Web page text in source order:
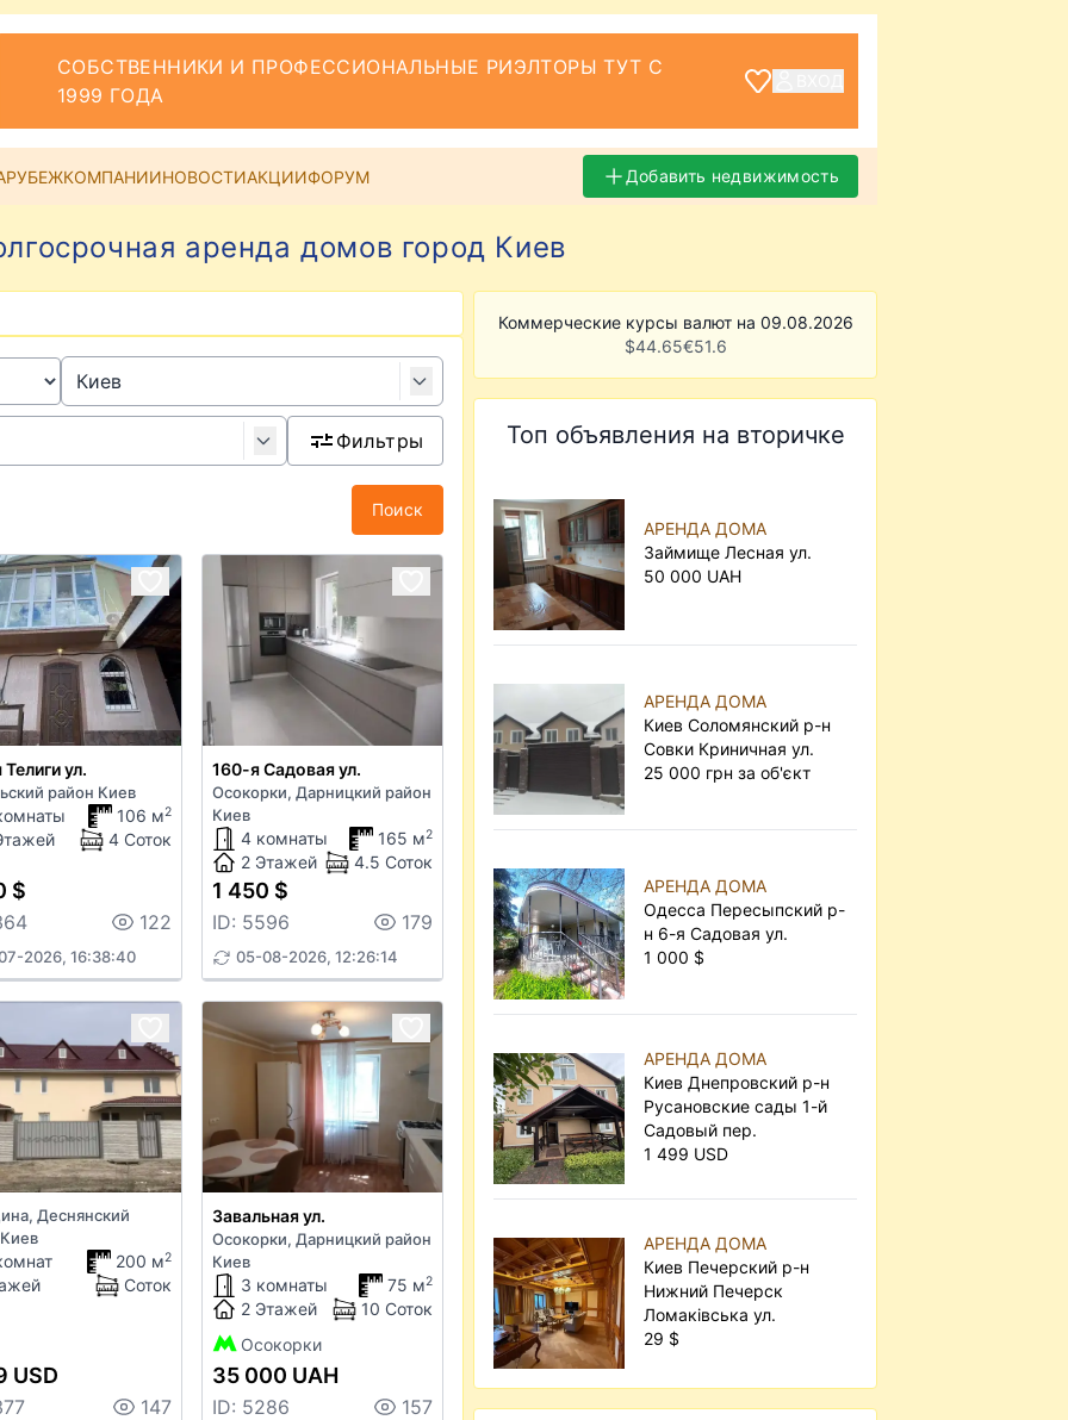
СОБСТВЕННИКИ И ПРОФЕССИОНАЛЬНЫЕ РИЭЛТОРЫ ТУТ С
1999 ГОДА
КОМПАНИИНОВОСТИАКЦИИФОРУМ Добавить недвижимость
аренда домов город Киев
Фильтры
Поиск
ул.
район Киев
106 м2
4 Соток
$
122
2026, 16:38:40
160-я Садовая ул.
Осокорки, Дарницкий район
Киев
4 комнаты 165 м2
2 Этажей 4.5 Соток
1 450 $
ID: 5596 179
05-08-2026, 12:26:14
Деснянский
200 м2
Соток
USD
147
Завальная ул.
Осокорки, Дарницкий район
Киев
3 комнаты 75 м2
2 Этажей
10 Соток
Осокорки
35 000 UAH
ID: 5286 157
Коммерческие курсы валют на 09.08.2026
$44.65€51.6
Топ объявления на вторичке
АРЕНДА ДОМА
Займище Лесная ул.
50 000 UAH
АРЕНДА ДОМА
Киев Соломянский р-н
Совки Криничная ул.
25 000 грн за об'єкт
АРЕНДА ДОМА
Одесса Пересыпский р-
н 6-я Садовая ул.
1 000 $
АРЕНДА ДОМА
Киев Днепровский р-н
Русановские сады 1-й
Садовый пер.
1 499 USD
АРЕНДА ДОМА
Киев Печерский р-н
Нижний Печерск
Ломаківська ул.
29 $